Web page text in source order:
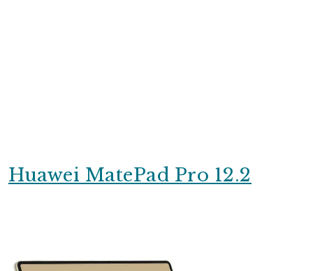
Huawei MatePad Pro 12.2